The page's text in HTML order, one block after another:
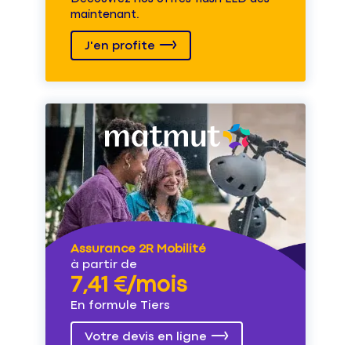
maintenant.
J'en profite
Assurance 2R Mobilité
à partir de
7,41 €/mois
En formule Tiers
Votre devis en ligne